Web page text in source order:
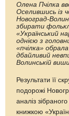
Олена Пчілка
Оселившись із
Новоград-
збирати
«Український
однією з
«пчілка»
дбайливий
Волинській
Результати її
подорожі
аналіз
книжкою